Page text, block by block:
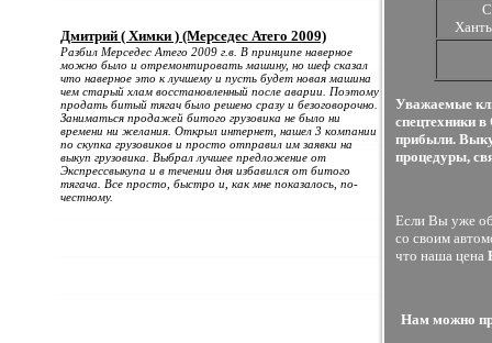
Дмитрий ( Химки ) (Мерседес Атего 2009)
Разбил Мерседес Атего 2009 г.в. В принципе наверное
можно было и отремонтировать машину, но шеф сказал
что наверное это к лучшему и пусть будет новая машина
чем старый хлам восстановленный после аварии. Поэтому
продать битый тягач было решено сразу и безоговорочно.
Заниматься продажей битого грузовика не было ни
времени ни желания. Открыл интернет, нашел 3 компании
по скупка грузовиков и просто отправил им заявки на
выкуп грузовика. Выбрал лучшее предложение от
Экспрессвыкупа и в течении дня избавился от битого
тягача. Все просто, быстро и, как мне показалось, по-
честному.
Уважаемые
спецтехники
прибыли.
процедуры,
Если Вы уже
со своим
что наша цена
Нам можно